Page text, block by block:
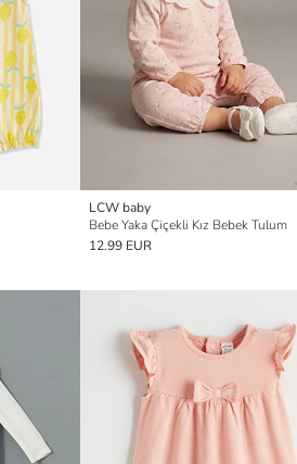
LCW baby
Bebe Yaka Çiçekli Kız Bebek Tulum
12.99 EUR